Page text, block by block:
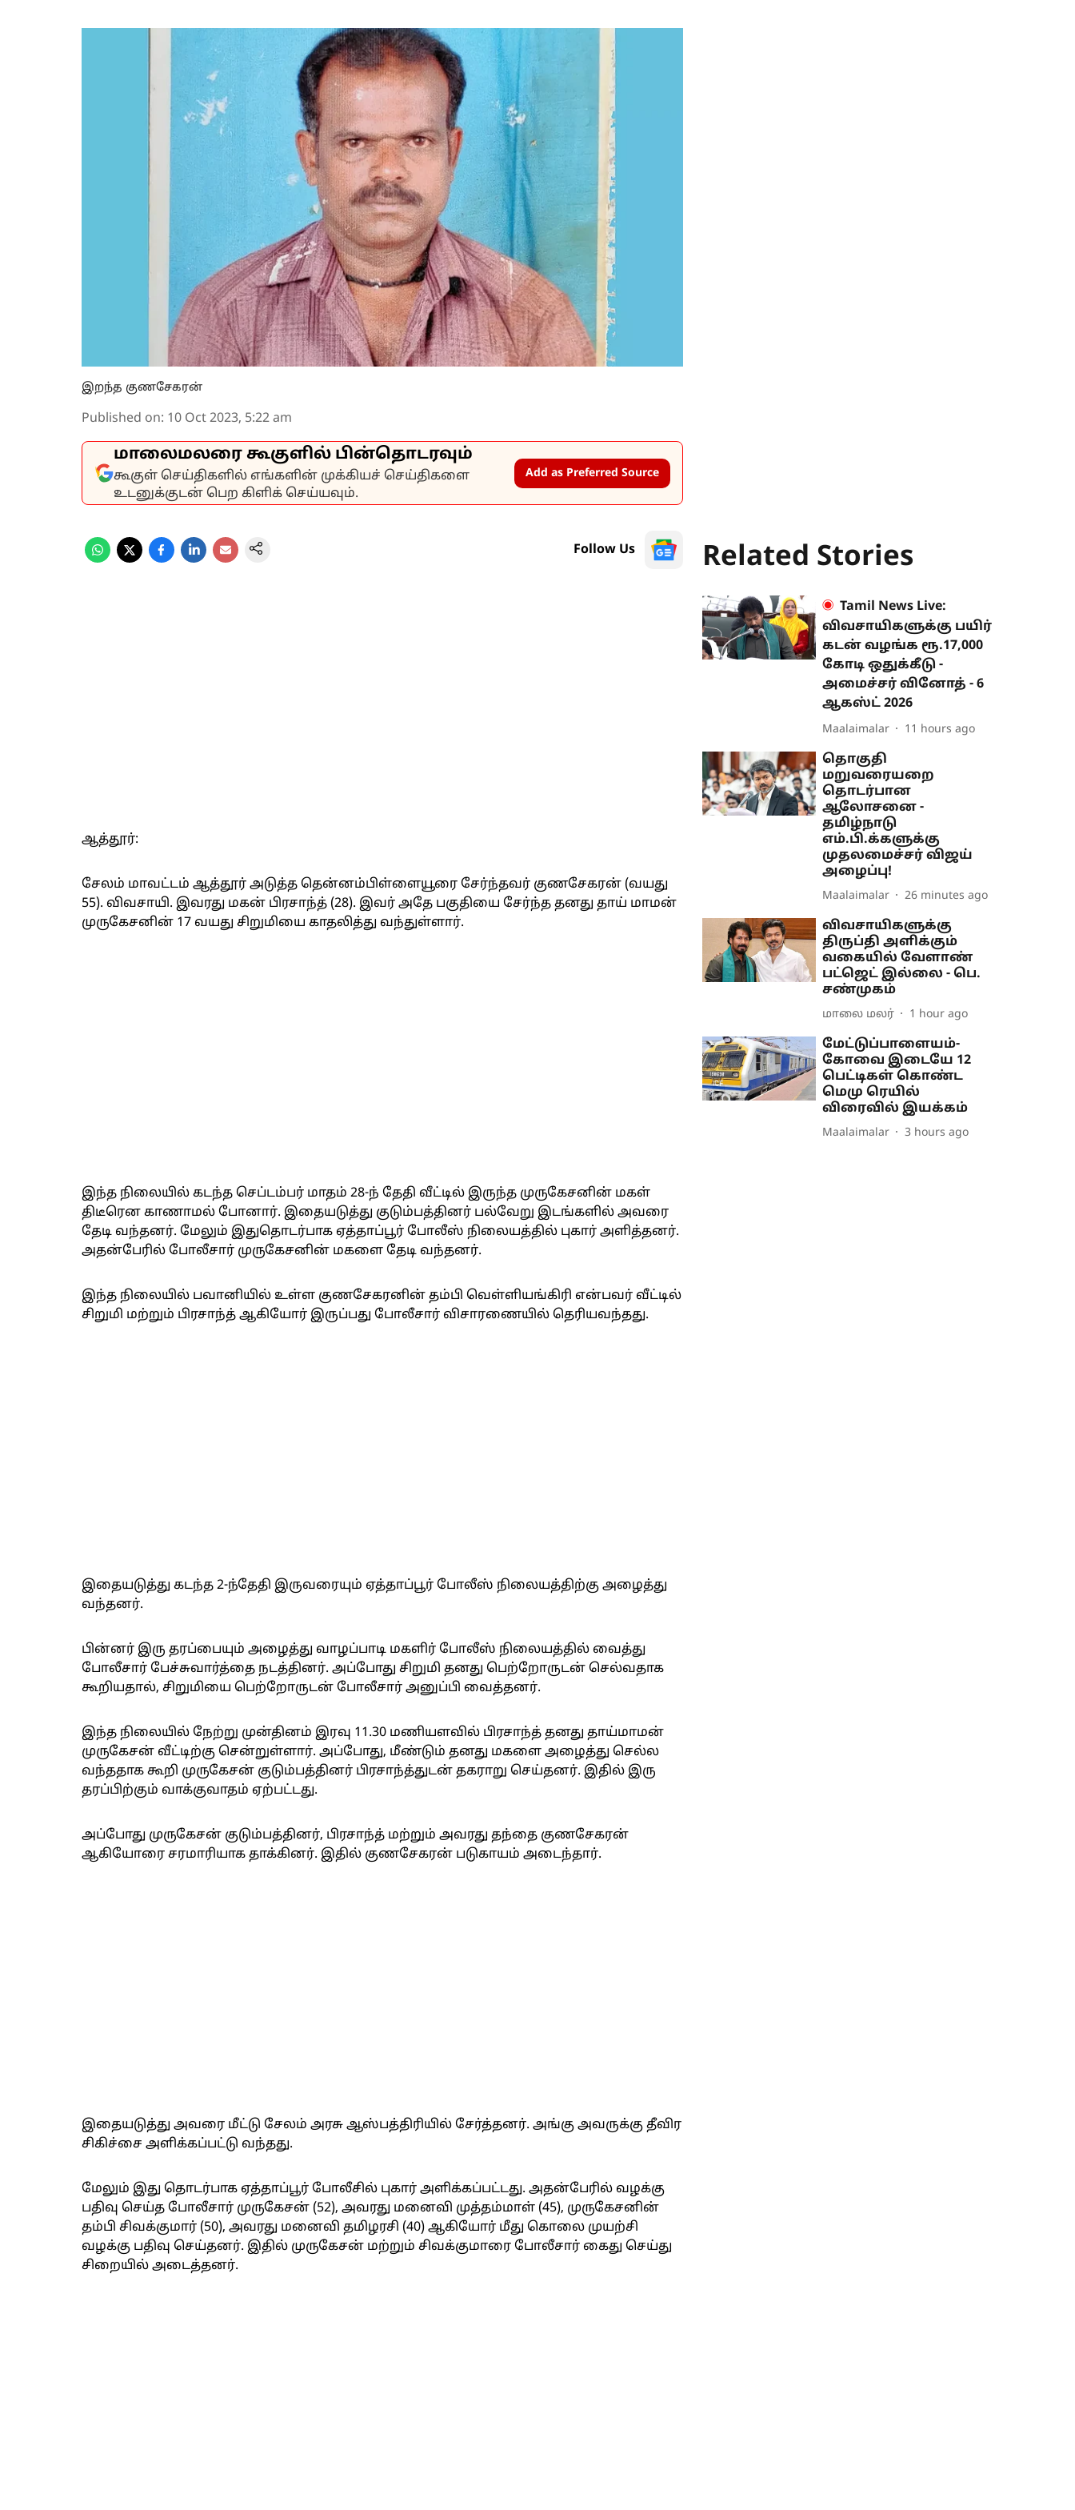
இறந்த குணசேகரன்
Published on: 10 Oct 2023, 5:22 am
மாலைமலரை கூகுளில் பின்தொடரவும்
கூகுள் செய்திகளில் எங்களின் முக்கியச் செய்திகளை
உடனுக்குடன் பெற கிளிக் செய்யவும்.
Add as Preferred Source
Follow Us
ஆத்தூர்:
சேலம் மாவட்டம் ஆத்தூர் அடுத்த தென்னம்பிள்ளையூரை சேர்ந்தவர் குணசேகரன் (வயது
55). விவசாயி. இவரது மகன் பிரசாந்த் (28). இவர் அதே பகுதியை சேர்ந்த தனது தாய் மாமன்
முருகேசனின் 17 வயது சிறுமியை காதலித்து வந்துள்ளார்.
இந்த நிலையில் கடந்த செப்டம்பர் மாதம் 28-ந் தேதி வீட்டில் இருந்த முருகேசனின் மகள்
திடீரென காணாமல் போனார். இதையடுத்து குடும்பத்தினர் பல்வேறு இடங்களில் அவரை
தேடி வந்தனர். மேலும் இதுதொடர்பாக ஏத்தாப்பூர் போலீஸ் நிலையத்தில் புகார் அளித்தனர்.
அதன்பேரில் போலீசார் முருகேசனின் மகளை தேடி வந்தனர்.
இந்த நிலையில் பவானியில் உள்ள குணசேகரனின் தம்பி வெள்ளியங்கிரி என்பவர் வீட்டில்
சிறுமி மற்றும் பிரசாந்த் ஆகியோர் இருப்பது போலீசார் விசாரணையில் தெரியவந்தது.
இதையடுத்து கடந்த 2-ந்தேதி இருவரையும் ஏத்தாப்பூர் போலீஸ் நிலையத்திற்கு அழைத்து
வந்தனர்.
பின்னர் இரு தரப்பையும் அழைத்து வாழப்பாடி மகளிர் போலீஸ் நிலையத்தில் வைத்து
போலீசார் பேச்சுவார்த்தை நடத்தினர். அப்போது சிறுமி தனது பெற்றோருடன் செல்வதாக
கூறியதால், சிறுமியை பெற்றோருடன் போலீசார் அனுப்பி வைத்தனர்.
இந்த நிலையில் நேற்று முன்தினம் இரவு 11.30 மணியளவில் பிரசாந்த் தனது தாய்மாமன்
முருகேசன் வீட்டிற்கு சென்றுள்ளார். அப்போது, மீண்டும் தனது மகளை அழைத்து செல்ல
வந்ததாக கூறி முருகேசன் குடும்பத்தினர் பிரசாந்த்துடன் தகராறு செய்தனர். இதில் இரு
தரப்பிற்கும் வாக்குவாதம் ஏற்பட்டது.
அப்போது முருகேசன் குடும்பத்தினர், பிரசாந்த் மற்றும் அவரது தந்தை குணசேகரன்
ஆகியோரை சரமாரியாக தாக்கினர். இதில் குணசேகரன் படுகாயம் அடைந்தார்.
இதையடுத்து அவரை மீட்டு சேலம் அரசு ஆஸ்பத்திரியில் சேர்த்தனர். அங்கு அவருக்கு தீவிர
சிகிச்சை அளிக்கப்பட்டு வந்தது.
மேலும் இது தொடர்பாக ஏத்தாப்பூர் போலீசில் புகார் அளிக்கப்பட்டது. அதன்பேரில் வழக்கு
பதிவு செய்த போலீசார் முருகேசன் (52), அவரது மனைவி முத்தம்மாள் (45), முருகேசனின்
தம்பி சிவக்குமார் (50), அவரது மனைவி தமிழரசி (40) ஆகியோர் மீது கொலை முயற்சி
வழக்கு பதிவு செய்தனர். இதில் முருகேசன் மற்றும் சிவக்குமாரை போலீசார் கைது செய்து
சிறையில் அடைத்தனர்.
Related Stories
Tamil News Live:
விவசாயிகளுக்கு பயிர்
கடன் வழங்க ரூ.17,000
கோடி ஒதுக்கீடு -
அமைச்சர் வினோத் - 6
ஆகஸ்ட் 2026
Maalaimalar 11 hours ago
தொகுதி
மறுவரையறை
தொடர்பான
ஆலோசனை -
தமிழ்நாடு
எம்.பி.க்களுக்கு
முதலமைச்சர் விஜய்
அழைப்பு!
Maalaimalar 26 minutes ago
விவசாயிகளுக்கு
திருப்தி அளிக்கும்
வகையில் வேளாண்
பட்ஜெட் இல்லை - பெ.
சண்முகம்
மாலை மலர் 1 hour ago
மேட்டுப்பாளையம்-
கோவை இடையே 12
பெட்டிகள் கொண்ட
மெமு ரெயில்
விரைவில் இயக்கம்
Maalaimalar 3 hours ago